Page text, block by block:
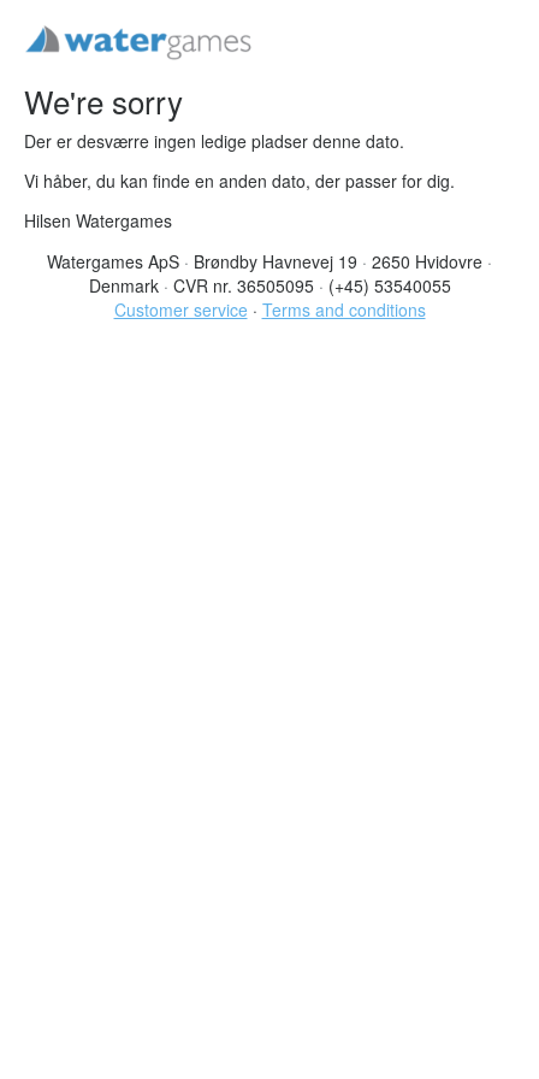
We're sorry
Der er desværre ingen ledige pladser denne dato.
Vi håber, du kan finde en anden dato, der passer for dig.
Hilsen Watergames
Watergames ApS · Brøndby Havnevej 19 · 2650 Hvidovre ·
Denmark · CVR nr. 36505095 · (+45) 53540055
Customer service · Terms and conditions